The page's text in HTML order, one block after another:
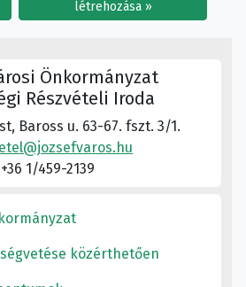
létrehozása
Önkormányzat
Részvételi Iroda
Baross u. 63-67. fszt. 3/1.
+36 1/459-2139
közérthetően